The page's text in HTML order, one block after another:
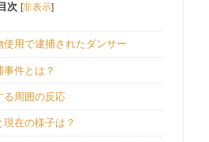
次 [非表示]
用で逮捕されたダンサー
件とは？
る周囲の反応
在の様子は？